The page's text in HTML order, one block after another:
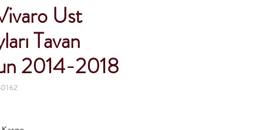
Ust
Tavan
2014-2018